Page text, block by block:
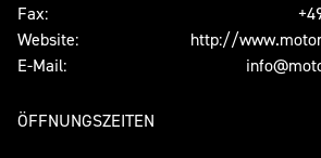
Fax:
Website:
http://
E-Mail:
ÖFFNUNGSZEITEN